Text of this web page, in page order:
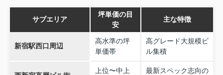
サブエリア
坪単価の目
安
主な特徴
新宿駅西口周辺
高水準の坪
単価帯
高グレード大規模ビ
ル集積
上位〜中上
最新スペック志向の